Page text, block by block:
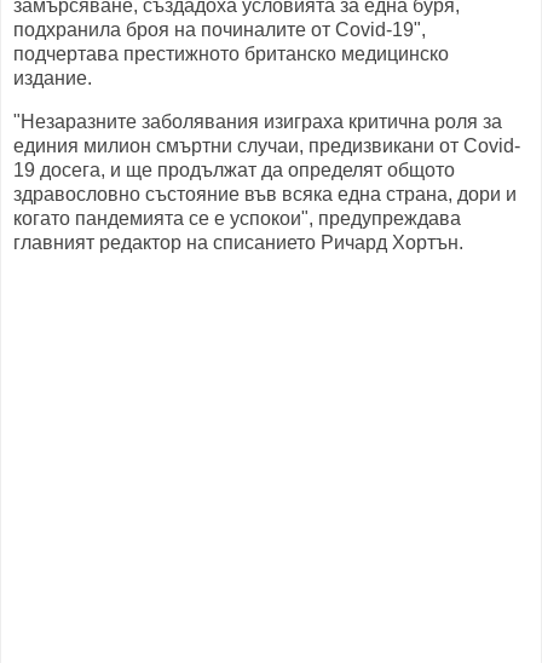
замърсяване, създадоха условията за една буря,
подхранила броя на починалите от Covid-19",
подчертава престижното британско медицинско
издание.
"Незаразните заболявания изиграха критична роля за
единия милион смъртни случаи, предизвикани от Covid-
19 досега, и ще продължат да определят общото
здравословно състояние във всяка една страна, дори и
когато пандемията се е успокои", предупреждава
главният редактор на списанието Ричард Хортън.